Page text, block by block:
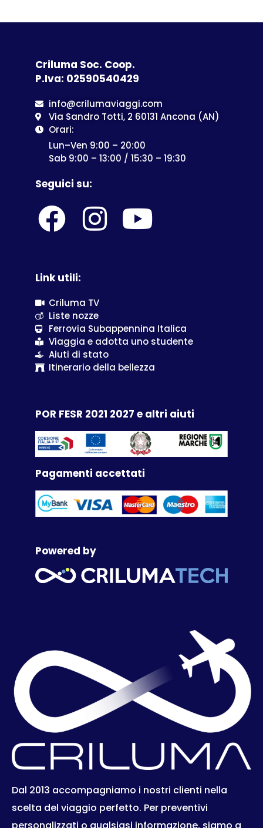
Criluma Soc. Coop.
P.Iva: 02590540429
info@crilumaviaggi.com
Via Sandro Totti, 2 60131 Ancona (AN)
Orari:
Lun–Ven 9:00 – 20:00
Sab 9:00 – 13:00 / 15:30 – 19:30
Seguici su:
Link utili:
Criluma TV
Liste nozze
Ferrovia Subappennina Italica
Viaggia e adotta uno studente
Aiuti di stato
Itinerario della bellezza
POR FESR 2021 2027 e altri aiuti
Pagamenti accettati
Powered by
Dal 2013 accompagniamo i nostri clienti nella
scelta del viaggio perfetto. Per preventivi